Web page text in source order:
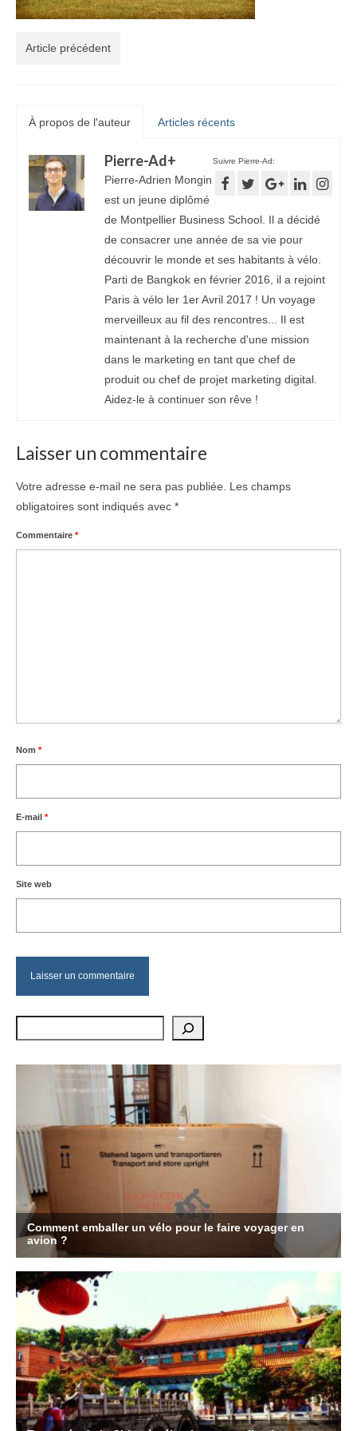
Article précédent
À propos de l'auteur Articles récents
Suivre Pierre-Ad:
Pierre-Ad+
Pierre-Adrien Mongin
est un jeune diplômé
de Montpellier Business School. Il a décidé
de consacrer une année de sa vie pour
découvrir le monde et ses habitants à vélo.
Parti de Bangkok en février 2016, il a rejoint
Paris à vélo ler 1er Avril 2017 ! Un voyage
merveilleux au fil des rencontres... Il est
maintenant à la recherche d'une mission
dans le marketing en tant que chef de
produit ou chef de projet marketing digital.
Aidez-le à continuer son rêve !
Laisser un commentaire
Votre adresse e-mail ne sera pas publiée.
Les champs
obligatoires sont indiqués avec *
Commentaire *
Nom *
E-mail *
Site web